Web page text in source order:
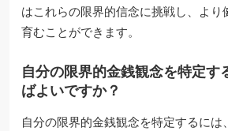
はこれらの限界的信念に挑戦し、より
育むことができます。
自分の限界的金銭観念を特定す
ばよいですか？
自分の限界的金銭観念を特定するには